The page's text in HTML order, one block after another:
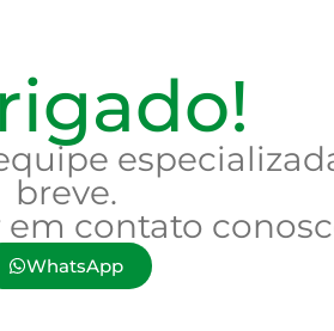
breve.
contato
WhatsApp